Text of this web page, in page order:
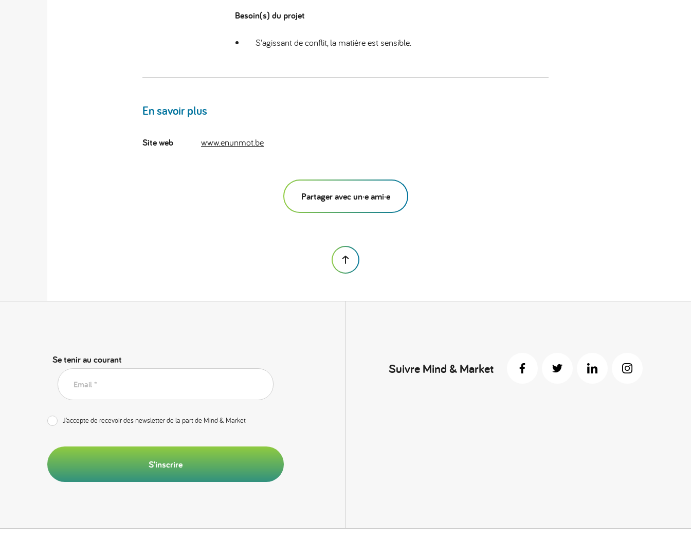
Besoin(s) du projet
S'agissant de conflit, la matière est sensible.
En savoir plus
Site web www.enunmot.be
Partager avec un·e ami·e
Se tenir au courant
Email *
J’accepte de recevoir des newsletter de la part de Mind & Market
S'inscrire
Suivre Mind & Market